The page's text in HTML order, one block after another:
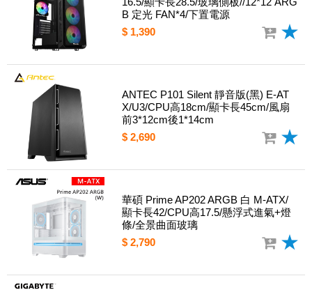
B 定光 FAN*4/下置電源
$ 1,390
ANTEC P101 Silent 靜音版(黑) E-AT
X/U3/CPU高18cm/顯卡長45cm/風扇
前3*12cm後1*14cm
$ 2,690
華碩 Prime AP202 ARGB 白 M-ATX/
顯卡長42/CPU高17.5/懸浮式進氣+燈
條/全景曲面玻璃
$ 2,790